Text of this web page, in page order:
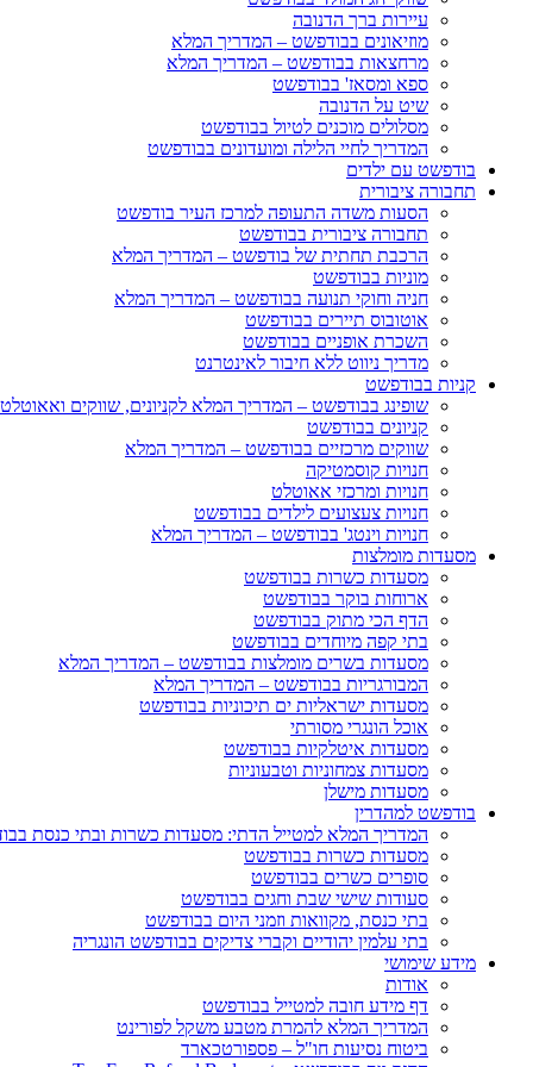
עיירות ברך הדנובה
מוזיאונים בבודפשט – המדריך המלא
מרחצאות בבודפשט – המדריך המלא
ספא ומסאז' בבודפשט
שיט על הדנובה
מסלולים מוכנים לטיול בבודפשט
המדריך לחיי הלילה ומועדונים בבודפשט
בודפשט עם ילדים
תחבורה ציבורית
הסעות משדה התעופה למרכז העיר בודפשט
תחבורה ציבורית בבודפשט
הרכבת תחתית של בודפשט – המדריך המלא
מוניות בבודפשט
חניה וחוקי תנועה בבודפשט – המדריך המלא
אוטובוס תיירים בבודפשט
השכרת אופניים בבודפשט
מדריך ניווט ללא חיבור לאינטרנט
קניות בבודפשט
שופינג בבודפשט – המדריך המלא לקניונים, שווקים
קניונים בבודפשט
שווקים מרכזיים בבודפשט – המדריך המלא
חנויות קוסמטיקה
חנויות ומרכזי אאוטלט
חנויות צעצועים לילדים בבודפשט
חנויות וינטג' בבודפשט – המדריך המלא
מסעדות מומלצות
מסעדות כשרות בבודפשט
ארוחות בוקר בבודפשט
הדף הכי מתוק בבודפשט
בתי קפה מיוחדים בבודפשט
מסעדות בשרים מומלצות בבודפשט – המדריך המלא
המבורגריות בבודפשט – המדריך המלא
מסעדות ישראליות ים תיכוניות בבודפשט
אוכל הונגרי מסורתי
מסעדות איטלקיות בבודפשט
מסעדות צמחוניות וטבעוניות
מסעדות מישלן
בודפשט למהדרין
המדריך המלא למטייל הדתי: מסעדות כשרות ובתי כנסת
מסעדות כשרות בבודפשט
סופרים כשרים בבודפשט
סעודות שישי שבת וחגים בבודפשט
בתי כנסת, מקוואות וזמני היום בבודפשט
בתי עלמין יהודיים וקברי צדיקים בבודפשט הונגריה
מידע שימושי
אודות
דף מידע חובה למטייל בבודפשט
המדריך המלא להמרת מטבע משקל לפורינט
ביטוח נסיעות חו"ל – פספורטכארד